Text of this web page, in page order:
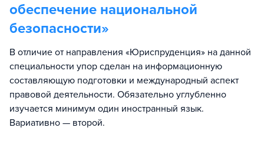
обеспечение национальной
безопасности»
В отличие от направления «Юриспруденция» на данной
специальности упор сделан на информационную
составляющую подготовки и международный аспект
правовой деятельности. Обязательно углубленно
изучается минимум один иностранный язык.
Вариативно — второй.